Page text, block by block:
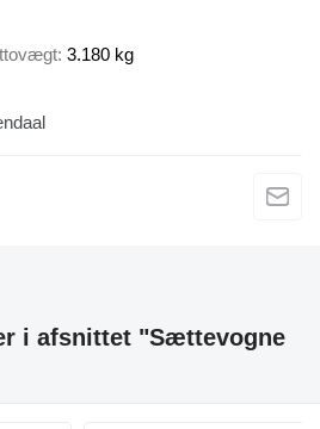
3.180 kg
i afsnittet "Sættevogne